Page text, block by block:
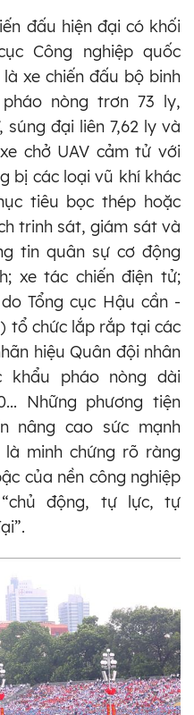
đấu hiện đại có khối
Công nghiệp quốc
xe chiến đấu bộ binh
nòng trơn 73 ly,
súng đại liên 7,62 ly và
chở UAV cảm tử với
bị các loại vũ khí khác
tiêu bọc thép hoặc
trinh sát, giám sát và
tin quân sự cơ động
xe tác chiến điện tử;
Tổng cục Hậu cần -
tổ chức lắp rắp tại các
hiệu Quân đội nhân
khẩu pháo nòng dài
Những phương tiện
nâng cao sức mạnh
minh chứng rõ ràng
của nền công nghiệp
động, tự lực, tự